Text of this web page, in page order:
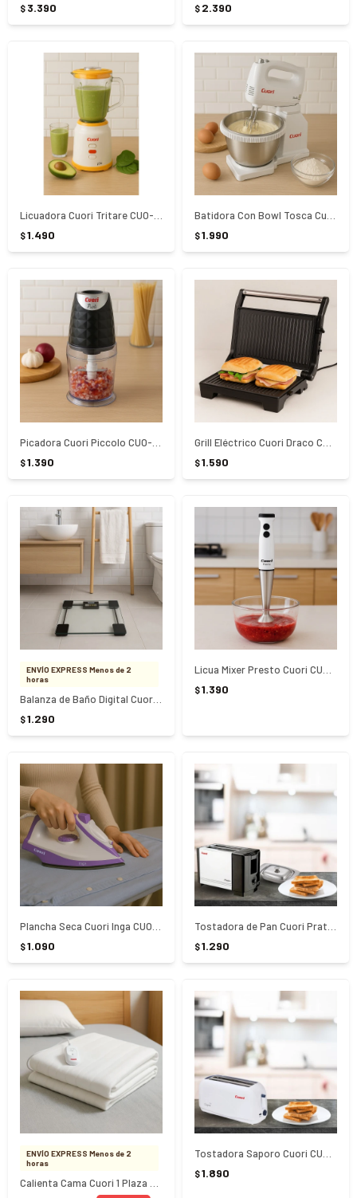
$ 3.390 $ 2.390
$1.490 $1.990
$1.390 $1.590
ENVÍO EXPRESS Menos de 2
horas
$1.290
$1.390
$1.090 $1.290
ENVÍO EXPRESS Menos de 2
horas
$1.890